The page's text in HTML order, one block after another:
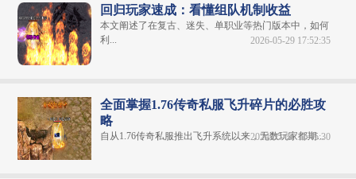
回归玩家速成：看懂组队机制收益
本文阐述了在复古、迷失、单职业等热门版本中，如何
利...
2026-05-29 17:52:35
全面掌握1.76传奇私服飞升碎片的必胜攻
略
自从1.76传奇私服推出飞升系统以来，无数玩家都期...
2024-05-31 11:45:30